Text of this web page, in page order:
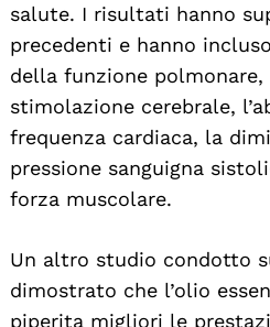
salute. I risultati hanno
precedenti e hanno
della funzione polmonare,
stimolazione cerebrale,
frequenza cardiaca, la
pressione sanguigna
forza muscolare.
Un altro studio condotto
dimostrato che l’olio
piperita migliori le